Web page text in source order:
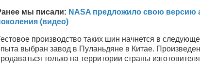
мы писали: NASA предложило свою версию
(видео)
производство таких шин начнется в
выбран завод в Пуланьдяне в Китае.
только на территории страны